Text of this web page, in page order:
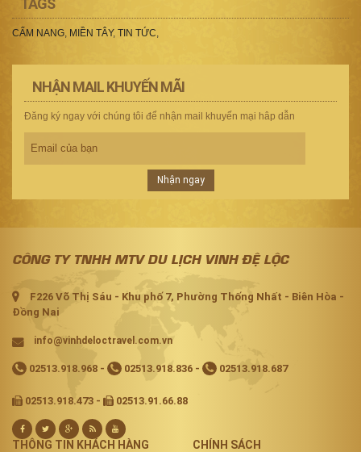
TAGS
CẨM NANG, MIỀN TÂY, TIN TỨC,
NHẬN MAIL KHUYẾN MÃI
Đăng ký ngay với chúng tôi để nhận mail khuyến mại hâp dẫn
Nhận ngay
CÔNG TY TNHH MTV DU LỊCH VINH ĐỆ LỘC
F226 Võ Thị Sáu - Khu phố 7, Phường Thống Nhất - Biên Hòa -
Đồng Nai
info@vinhdeloctravel.com.vn
02513.918.968 - 02513.918.836 - 02513.918.687
02513.918.473 - 02513.91.66.88
THÔNG TIN KHÁCH HÀNG CHÍNH SÁCH